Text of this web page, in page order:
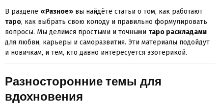
В разделе «Разное» вы найдёте статьи о том, как работают
таро, как выбрать свою колоду и правильно формулировать
вопросы. Мы делимся простыми и точными таро раскладами
для любви, карьеры и саморазвития. Эти материалы подойдут
и новичкам, и тем, кто давно интересуется эзотерикой.
Разносторонние темы для
вдохновения